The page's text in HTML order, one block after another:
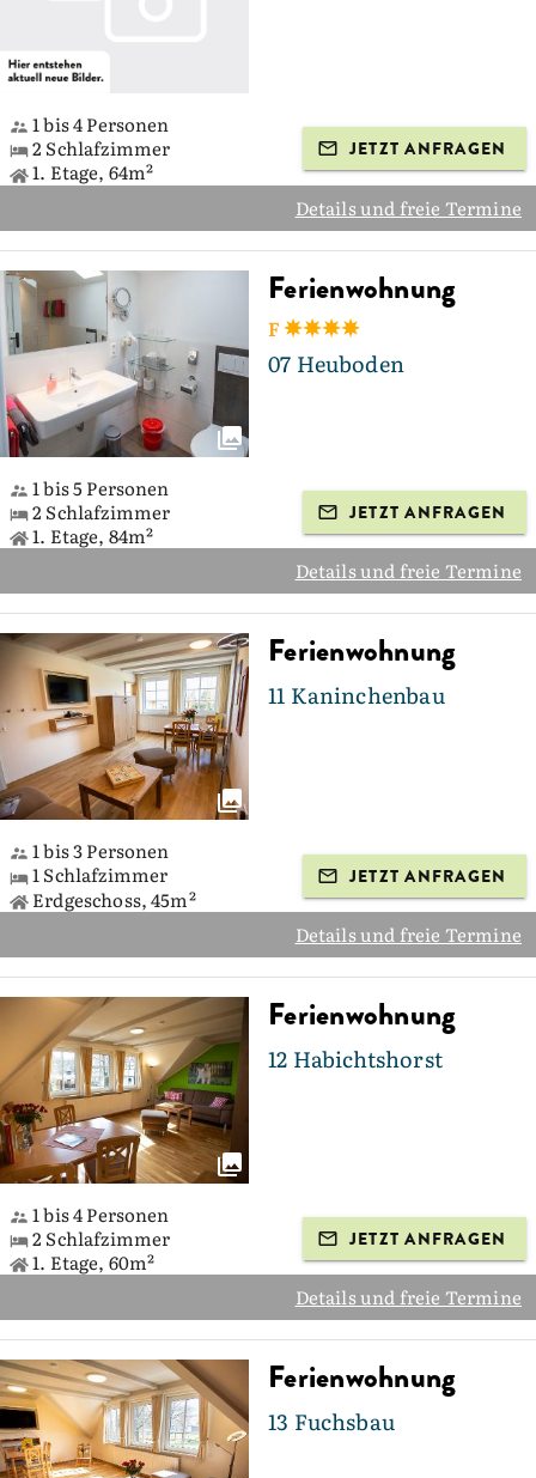
1 bis 4 Personen
2 Schlafzimmer
1. Etage, 64m²
JETZT ANFRAGEN
Details und freie Termine
Ferienwohnung
F
07 Heuboden
1 bis 5 Personen
2 Schlafzimmer
1. Etage, 84m²
JETZT ANFRAGEN
Details und freie Termine
Ferienwohnung
11 Kaninchenbau
1 bis 3 Personen
1 Schlafzimmer
Erdgeschoss, 45m²
JETZT ANFRAGEN
Details und freie Termine
Ferienwohnung
12 Habichtshorst
1 bis 4 Personen
2 Schlafzimmer
1. Etage, 60m²
JETZT ANFRAGEN
Details und freie Termine
Ferienwohnung
13 Fuchsbau